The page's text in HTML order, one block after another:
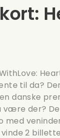
til da?
danske
være der?
med
2